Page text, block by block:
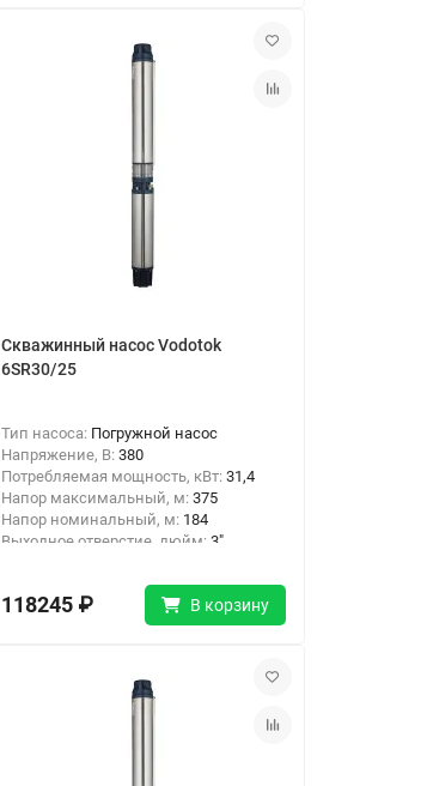
Скважинный насос Vodotok
6SR30/25
Тип насоса: Погружной насос
Напряжение, В: 380
Потребляемая мощность, кВт: 31,4
Напор максимальный, м: 375
Напор номинальный, м: 184
Выходное отверстие, дюйм: 3"
118245 ₽ В корзину